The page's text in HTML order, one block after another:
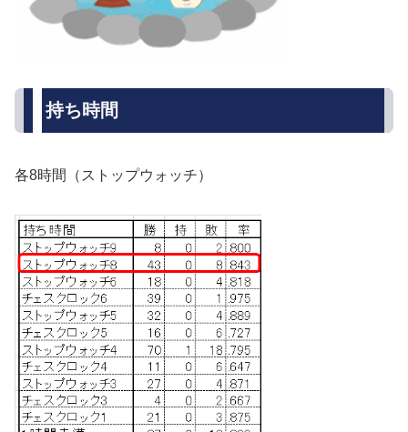
持ち時間
各8時間（ストップウォッチ）